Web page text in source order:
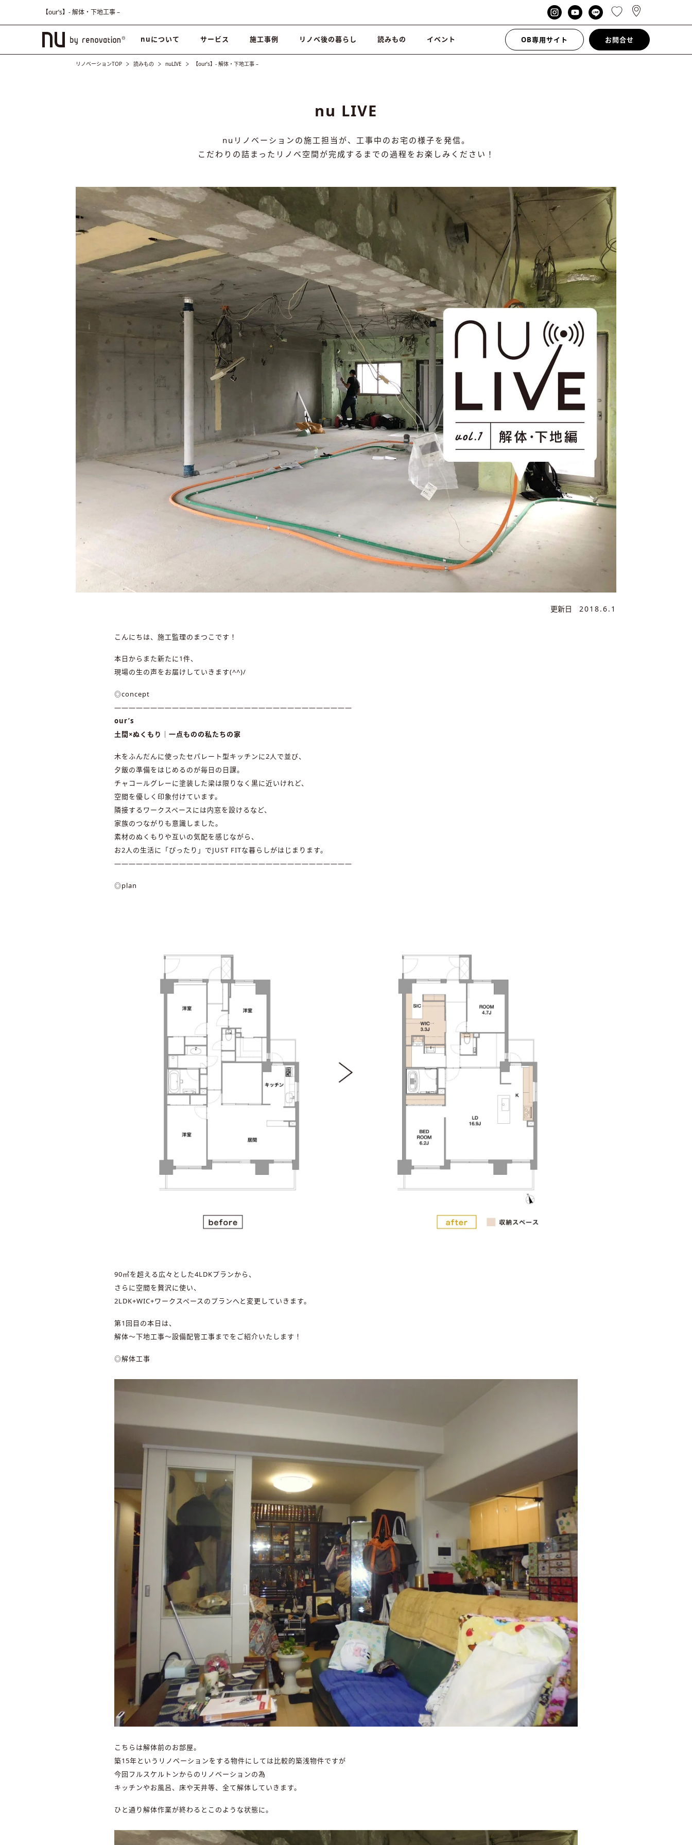
【our’s】- 解体・下地工事 –
nuについて サービス 施工事例 リノベ後の暮らし 読みもの イベント OB専用サイト お問合せ
リノベーションTOP 読みもの nuLIVE 【our’s】- 解体・下地工事 –
nu LIVE
nuリノベーションの施工担当が、工事中のお宅の様子を発信。
こだわりの詰まったリノベ空間が完成するまでの過程をお楽しみください！
更新日 2018.6.1
こんにちは、施工監理のまつこです！
本日からまた新たに1件、
現場の生の声をお届けしていきます(^^)/
◎concept
—————————————————————————————————
our’s
土間×ぬくもり｜一点ものの私たちの家
木をふんだんに使ったセパレート型キッチンに2人で並び、
夕飯の準備をはじめるのが毎日の日課。
チャコールグレーに塗装した梁は限りなく黒に近いけれど、
空間を優しく印象付けています。
隣接するワークスペースには内窓を設けるなど、
家族のつながりも意識しました。
素材のぬくもりや互いの気配を感じながら、
お2人の生活に「ぴったり」でJUST FITな暮らしがはじまります。
—————————————————————————————————
◎plan
90㎡を超える広々とした4LDKプランから、
さらに空間を贅沢に使い、
2LDK+WIC+ワークスペースのプランへと変更していきます。
第1回目の本日は、
解体～下地工事～設備配管工事までをご紹介いたします！
◎解体工事
こちらは解体前のお部屋。
築15年というリノベーションをする物件にしては比較的築浅物件ですが
今回フルスケルトンからのリノベーションの為
キッチンやお風呂、床や天井等、全て解体していきます。
ひと通り解体作業が終わるとこのような状態に。